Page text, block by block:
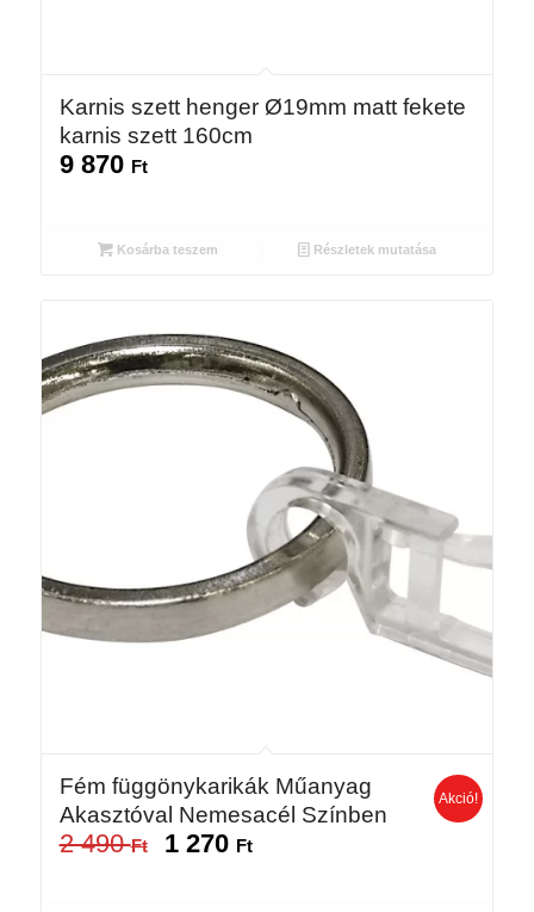
Karnis szett henger Ø19mm matt fekete
karnis szett 160cm
9 870 Ft
Kosárba teszem Részletek mutatása
Fém függönykarikák Műanyag
Akasztóval Nemesacél Színben
2 490Ft
Original
1 270 FtCurrent
Akció!